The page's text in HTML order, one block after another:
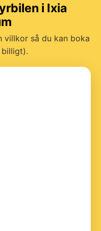
i Ixia
villkor så du kan boka